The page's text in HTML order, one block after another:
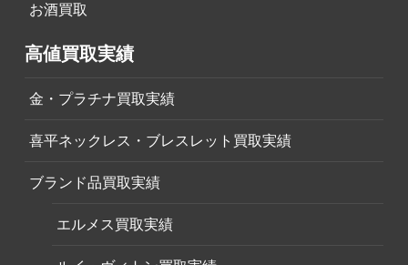
お酒買取
高値買取実績
金・プラチナ買取実績
喜平ネックレス・ブレスレット買取実績
ブランド品買取実績
エルメス買取実績